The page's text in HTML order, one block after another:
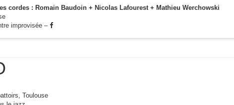
cordes : Romain Baudoin + Nicolas Lafourest + Mathieu Werchowski
improvisée –
Toulouse